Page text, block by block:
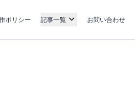
ポリシー 記事一覧 お問い合わせ